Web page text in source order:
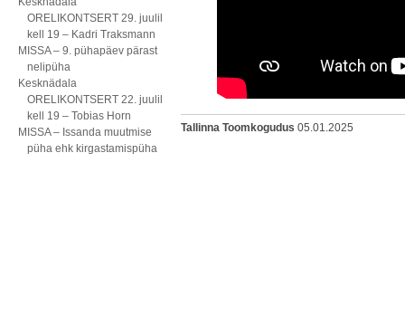
ORELIKONTSERT 29. juulil
kell 19 – Kadri Traksmann
MISSA – 9. pühapäev pärast
nelipüha
Kesknädala
ORELIKONTSERT 22. juulil
kell 19 – Tobias Horn
MISSA – Issanda muutmise
püha ehk kirgastamispüha
Tallinna Toomkogudus 05.01.2025